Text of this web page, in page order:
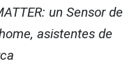
un Sensor de
asistentes de